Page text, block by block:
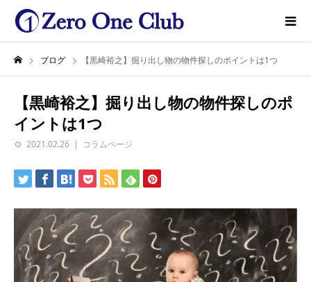
ブログ 【黒崎裕之】掘り出し物の物件探しのポイントは1つ
【黒崎裕之】掘り出し物の物件探しのポ
イントは1つ
2021.02.26 コラムページ